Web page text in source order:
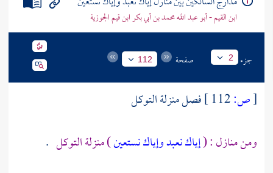
ابن القيم - أبو عبد الله محمد بن أبي بكر ابن قيم الجوزية
جزء 2 صفحة 112
[ص:
فصل منزلة التوكل
ومن منازل : (إياك نعبد وإياك نستعين) منزلة التوكل .